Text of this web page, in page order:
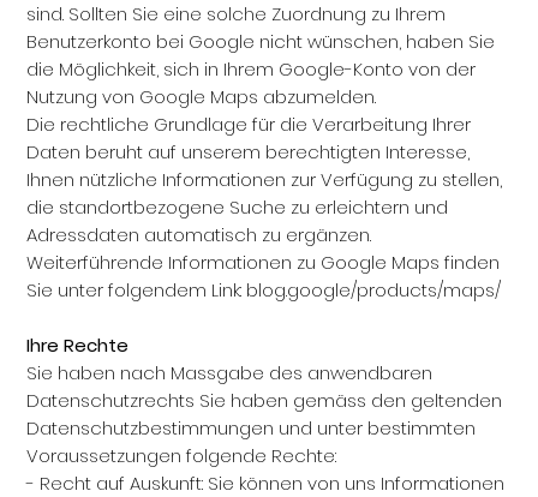
sind. Sollten Sie eine solche Zuordnung zu Ihrem
Benutzerkonto bei Google nicht wünschen, haben Sie
die Möglichkeit, sich in Ihrem Google-Konto von der
Nutzung von Google Maps abzumelden.
Die rechtliche Grundlage für die Verarbeitung Ihrer
Daten beruht auf unserem berechtigten Interesse,
Ihnen nützliche Informationen zur Verfügung zu stellen,
die standortbezogene Suche zu erleichtern und
Adressdaten automatisch zu ergänzen.
Weiterführende Informationen zu Google Maps finden
Sie unter folgendem Link: blog.google/products/maps/
Ihre Rechte
Sie haben nach Massgabe des anwendbaren
Datenschutzrechts Sie haben gemäss den geltenden
Datenschutzbestimmungen und unter bestimmten
Voraussetzungen folgende Rechte:
- Recht auf Auskunft: Sie können von uns Informationen